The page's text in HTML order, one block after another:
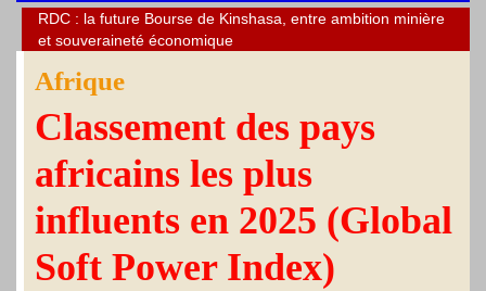
Afrique
Classement des pays
africains les plus
influents en 2025 (Global
Soft Power Index)